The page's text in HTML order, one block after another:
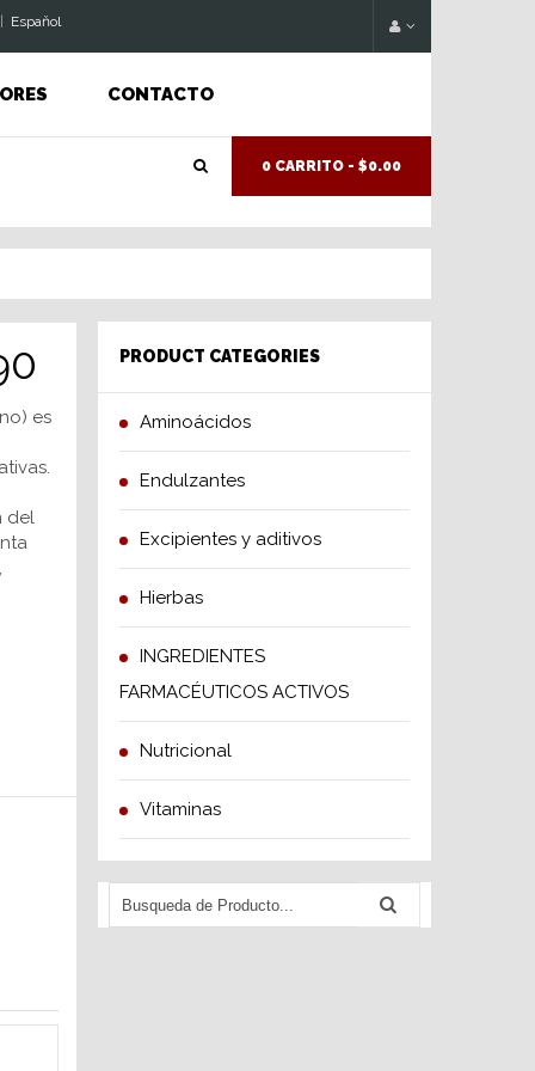
Espaňol
CONTACTO
0 CARRITO - $0.00
es
del
PRODUCT CATEGORIES
Aminoácidos
Endulzantes
Excipientes y aditivos
Hierbas
INGREDIENTES
FARMACÉUTICOS ACTIVOS
Nutricional
Vitaminas